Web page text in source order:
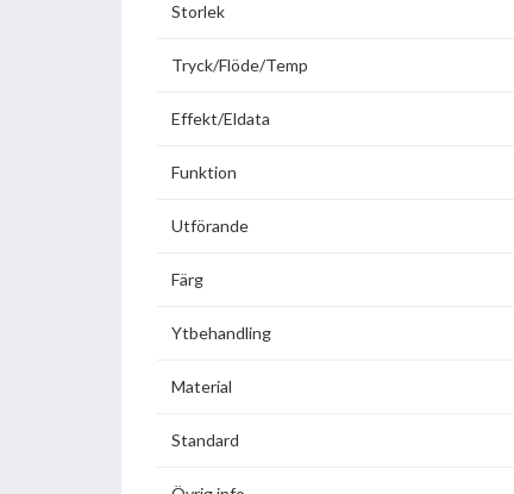
Storlek
Tryck/Flöde/Temp
Effekt/Eldata
Funktion
Utförande
Färg
Ytbehandling
Material
Standard